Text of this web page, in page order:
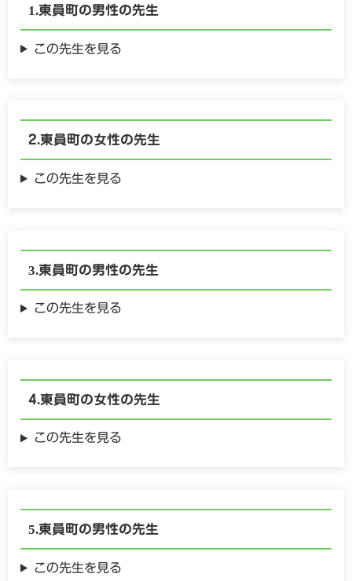
東員町の男性の先生
この先生を見る
東員町の女性の先生
この先生を見る
東員町の男性の先生
この先生を見る
東員町の女性の先生
この先生を見る
東員町の男性の先生
この先生を見る